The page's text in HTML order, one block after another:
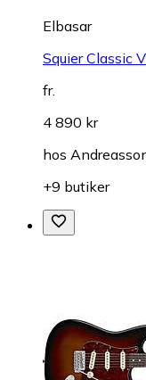
Elbasar
Squier Classic
fr.
4 890 kr
hos
+9 butiker